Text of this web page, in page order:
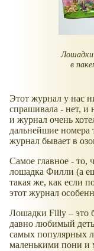
в
Этот журнал у нас
спрашивала - нет,
и журнал очень
дальнейшие номера
журнал бывает в
Самое главное - то,
лошадка Филли (а
такая же, как если
этот журнал
Лошадки Filly – это
давно любимый
самых популярных
маленькими пони и